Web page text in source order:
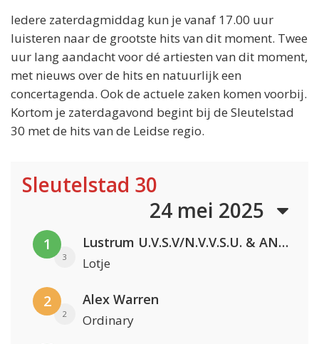
Iedere zaterdagmiddag kun je vanaf 17.00 uur
luisteren naar de grootste hits van dit moment. Twee
uur lang aandacht voor dé artiesten van dit moment,
met nieuws over de hits en natuurlijk een
concertagenda. Ook de actuele zaken komen voorbij.
Kortom je zaterdagavond begint bij de Sleutelstad
30 met de hits van de Leidse regio.
Sleutelstad 30
24 mei 2025
1
3
Lustrum U.V.S.V/N.V.V.S.U. & ANNO ONS & Jopke van Dobbenburgh & Roeland Beelen
Lotje
2
2
Alex Warren
Ordinary